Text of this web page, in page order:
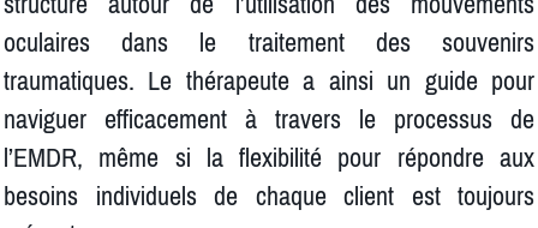
oculaires dans le traitement des souvenirs
traumatiques. Le thérapeute a ainsi un guide pour
naviguer efficacement à travers le processus de
l’EMDR, même si la flexibilité pour répondre aux
besoins individuels de chaque client est toujours